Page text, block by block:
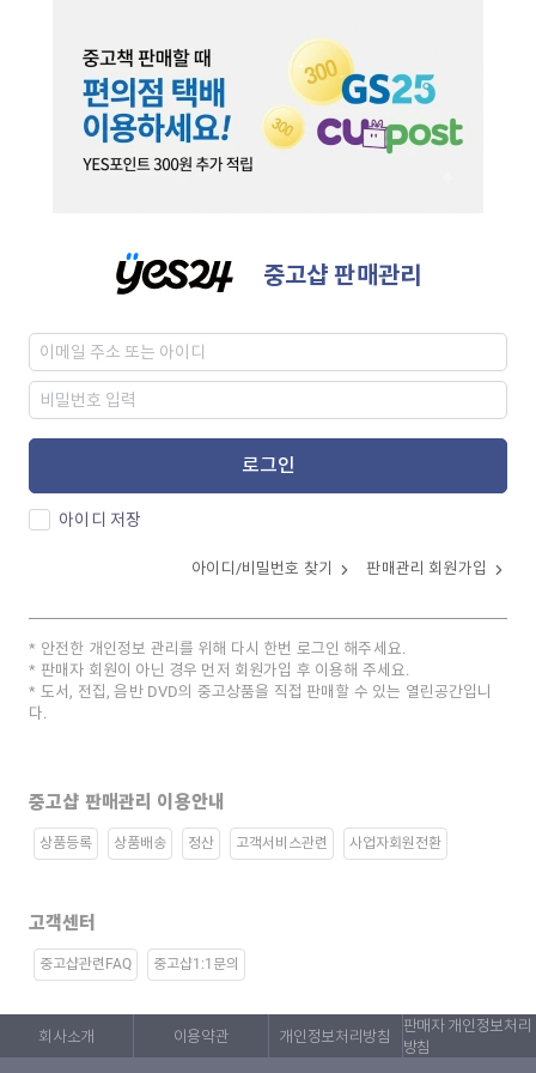
중고샵 판매관리
로그인
아이디 저장
아이디/비밀번호 찾기 판매관리 회원가입
안전한 개인정보 관리를 위해 다시 한번 로그인 해주세요.
판매자 회원이 아닌 경우 먼저 회원가입 후 이용해 주세요.
도서, 전집, 음반 DVD의 중고상품을 직접 판매할 수 있는 열린공간입니
다.
중고샵 판매관리 이용안내
상품등록 상품배송 정산 고객서비스관련 사업자회원전환
고객센터
중고샵관련FAQ 중고샵1:1문의
회사소개 이용약관 개인정보처리방침
판매자 개인정보처리
방침